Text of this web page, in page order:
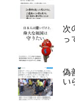
次
っ
偽
い